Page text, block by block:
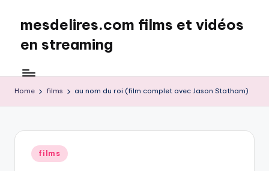
content
mesdelires.com films et vidéos
en streaming
:
film
et
complet
français
Home films au nom du roi (film complet avec Jason Statham)
Posted
in
films